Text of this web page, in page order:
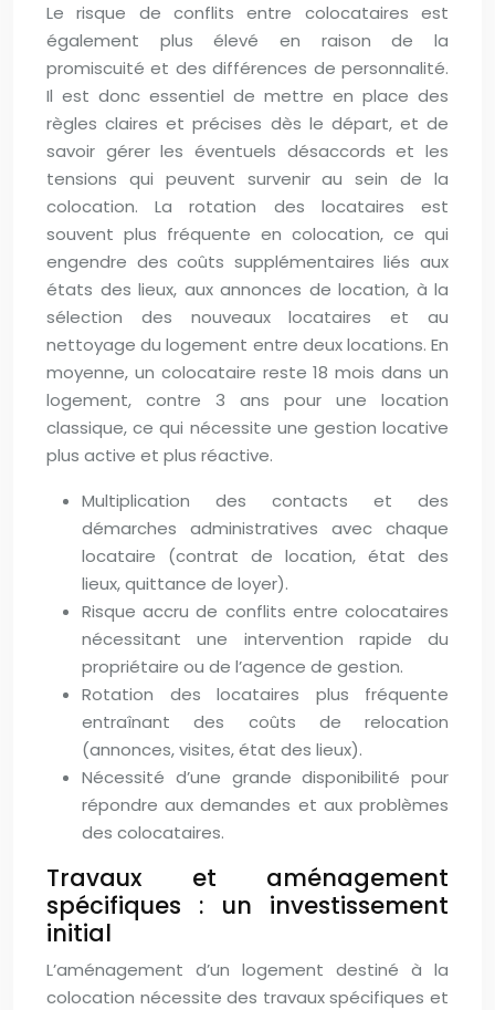
Le risque de conflits entre colocataires est
également plus élevé en raison de la
promiscuité et des différences de personnalité.
Il est donc essentiel de mettre en place des
règles claires et précises dès le départ, et de
savoir gérer les éventuels désaccords et les
tensions qui peuvent survenir au sein de la
colocation. La rotation des locataires est
souvent plus fréquente en colocation, ce qui
engendre des coûts supplémentaires liés aux
états des lieux, aux annonces de location, à la
sélection des nouveaux locataires et au
nettoyage du logement entre deux locations. En
moyenne, un colocataire reste 18 mois dans un
logement, contre 3 ans pour une location
classique, ce qui nécessite une gestion locative
plus active et plus réactive.
Multiplication des contacts et des
démarches administratives avec chaque
locataire (contrat de location, état des
lieux, quittance de loyer).
Risque accru de conflits entre colocataires
nécessitant une intervention rapide du
propriétaire ou de l’agence de gestion.
Rotation des locataires plus fréquente
entraînant des coûts de relocation
(annonces, visites, état des lieux).
Nécessité d’une grande disponibilité pour
répondre aux demandes et aux problèmes
des colocataires.
Travaux et aménagement
spécifiques : un investissement
initial
L’aménagement d’un logement destiné à la
colocation nécessite des travaux spécifiques et